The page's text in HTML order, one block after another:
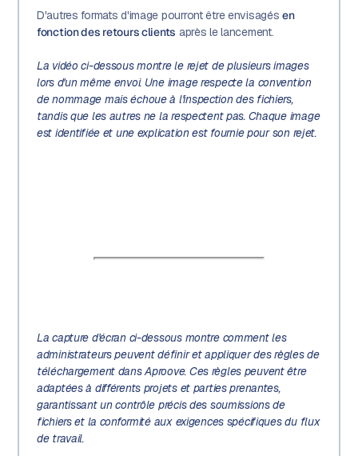
D'autres formats d'image pourront être envisagésen
fonction des retours clients après le lancement.
La vidéo ci-dessous montre le rejet de plusieurs images
lors d'un même envoi. Une image respecte la convention
de nommage mais échoue à l'inspection des fichiers,
tandis que les autres ne la respectent pas. Chaque image
est identifiée et une explication est fournie pour son rejet.
La capture d'écran ci-dessous montre comment les
administrateurs peuvent définir et appliquer des règles de
téléchargement dans Aproove. Ces règles peuvent être
adaptées à différents projets et parties prenantes,
garantissant un contrôle précis des soumissions de
fichiers et la conformité aux exigences spécifiques du flux
de travail.